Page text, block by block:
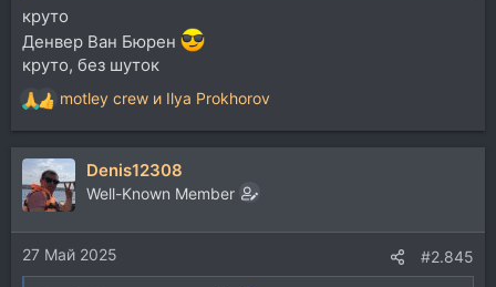
круто
Денвер Ван Бюрен
круто, без шуток
Р
е
а
к
ц
и
и
:
motley crew и Ilya Prokhorov
Denis12308
Well-Known Member
27 Май 2025 #2.845